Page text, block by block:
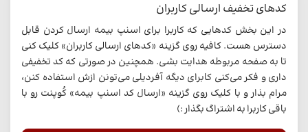
کدهای تخفیف ارسالی کاربران
در این بخش کدهایی که کاربرا برای اسنپ بیمه ارسال کردن قابل
دسترس هست. کافیه روی گزینه «کدهای ارسالی کاربران» کلیک کنی
تا به صفحه مربوطه هدایت بشی. همچنین در صورتی که کد تخفیفی
داری و فکر می‌کنی کابرای دیگه آفردیلی می‌تونن ازش استفاده کنن،
مرام بذار و با کلیک روی گزینه «ارسال کد اسنپ بیمه» کُوپنت رو با
باقی کاربرا به اشتراگ بگذار :)